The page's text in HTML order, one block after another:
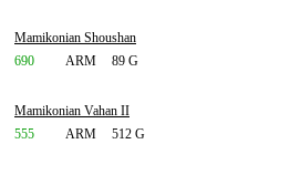
Mamikonian Shoushan
690
ARM 89 G
Mamikonian Vahan II
555
ARM 512 G